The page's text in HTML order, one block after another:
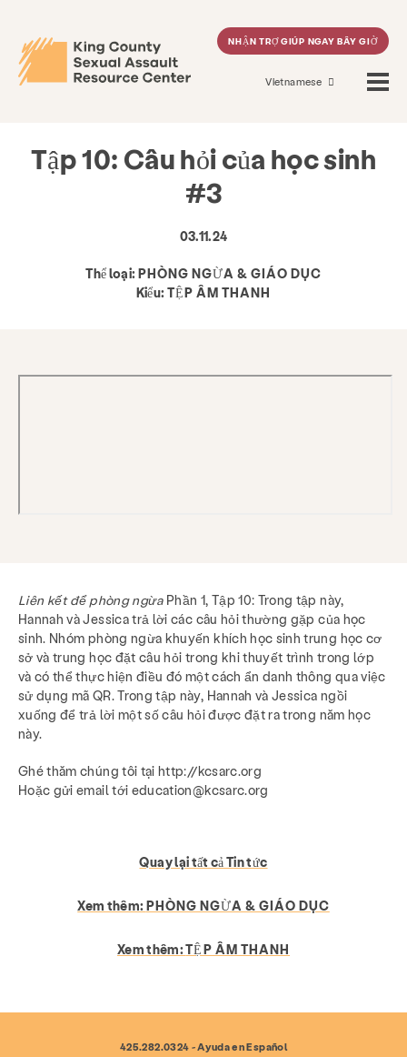
NHẬN TRỢ GIÚP NGAY BÂY GIỜ
Vietnamese
Trang Chủ > Tin tức & Blog
Tập 10: Câu hỏi của học sinh
#3
03.11.24
Thể loại: PHÒNG NGỪA & GIÁO DỤC
Kiểu: TỆP ÂM THANH
Liên kết để phòng ngừaPhần 1, Tập 10: Trong tập này,
Hannah và Jessica trả lời các câu hỏi thường gặp của học
sinh. Nhóm phòng ngừa khuyến khích học sinh trung học cơ
sở và trung học đặt câu hỏi trong khi thuyết trình trong lớp
và có thể thực hiện điều đó một cách ẩn danh thông qua việc
sử dụng mã QR. Trong tập này, Hannah và Jessica ngồi
xuống để trả lời một số câu hỏi được đặt ra trong năm học
này.
Ghé thăm chúng tôi tại http://kcsarc.org
Hoặc gửi email tới education@kcsarc.org
Quay lại tất cả Tin tức
Xem thêm: PHÒNG NGỪA & GIÁO DỤC
Xem thêm:TỆP ÂM THANH
425.282.0324 - Ayuda en Español